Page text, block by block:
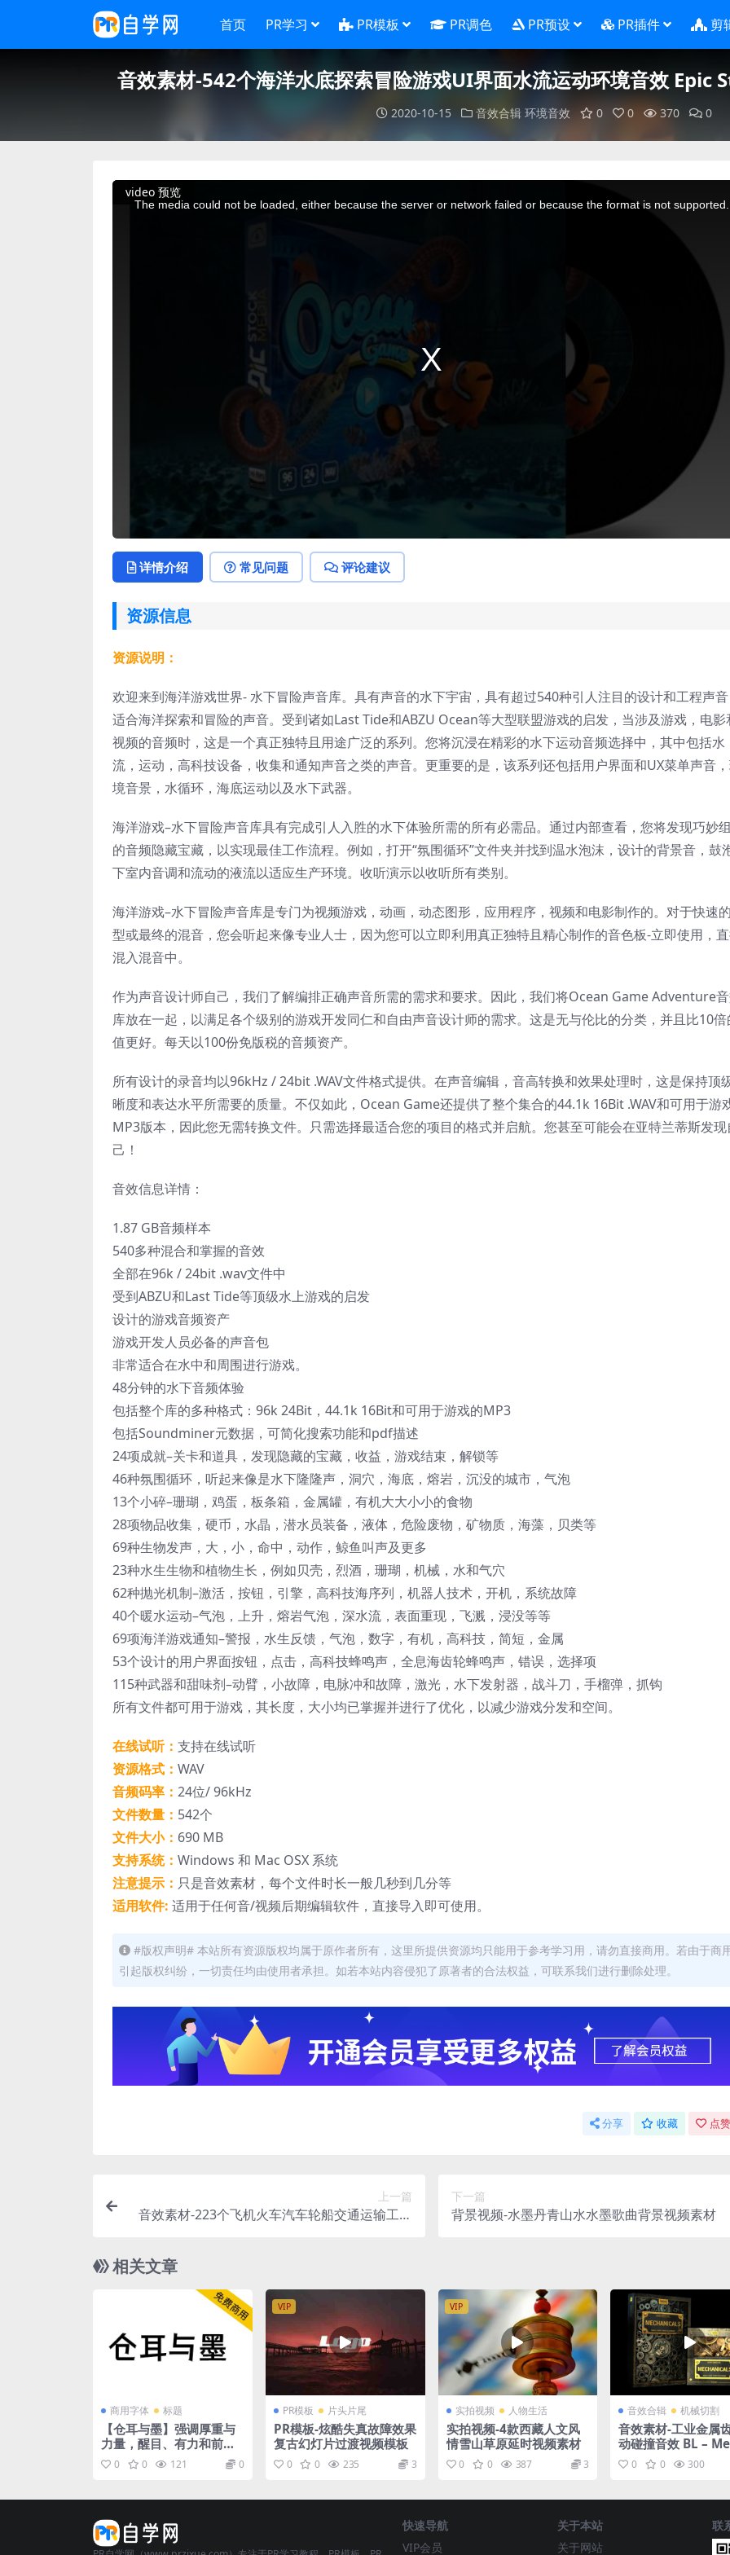
首页 PR学习 PR模板 PR调色 PR预设 PR插件 剪
音效素材-542个海洋水底探索冒险游戏UI界面水流运动环境音效
2020-10-15 音效合辑 环境音效 0 0 370 0
video 预览
This
The media could not be loaded, either because the server or network failed or because the format is not supported.
详情介绍 常见问题 评论建议
资源信息
资源说明：
欢迎来到海洋游戏世界- 水下冒险声音库。具有声音的水下宇宙，具有超过540种引人注目的设计和工程声
适合海洋探索和冒险的声音。受到诸如Last Tide和ABZU Ocean等大型联盟游戏的启发，当涉及游戏，电影
视频的音频时，这是一个真正独特且用途广泛的系列。您将沉浸在精彩的水下运动音频选择中，其中包括水
流，运动，高科技设备，收集和通知声音之类的声音。更重要的是，该系列还包括用户界面和UX菜单声音
境音景，水循环，海底运动以及水下武器。
海洋游戏–水下冒险声音库具有完成引人入胜的水下体验所需的所有必需品。通过内部查看，您将发现巧妙
的音频隐藏宝藏，以实现最佳工作流程。例如，打开“氛围循环”文件夹并找到温水泡沫，设计的背景音，鼓
下室内音调和流动的液流以适应生产环境。收听演示以收听所有类别。
海洋游戏–水下冒险声音库是专门为视频游戏，动画，动态图形，应用程序，视频和电影制作的。对于快速
型或最终的混音，您会听起来像专业人士，因为您可以立即利用真正独特且精心制作的音色板-立即使用，
混入混音中。
作为声音设计师自己，我们了解编排正确声音所需的需求和要求。因此，我们将Ocean Game Adventure
库放在一起，以满足各个级别的游戏开发同仁和自由声音设计师的需求。这是无与伦比的分类，并且比10倍
值更好。每天以100份免版税的音频资产。
所有设计的录音均以96kHz / 24bit .WAV文件格式提供。在声音编辑，音高转换和效果处理时，这是保持顶
晰度和表达水平所需要的质量。不仅如此，Ocean Game还提供了整个集合的44.1k 16Bit .WAV和可用于游
MP3版本，因此您无需转换文件。只需选择最适合您的项目的格式并启航。您甚至可能会在亚特兰蒂斯发现
己！
音效信息详情：
1.87 GB音频样本
540多种混合和掌握的音效
全部在96k / 24bit .wav文件中
受到ABZU和Last Tide等顶级水上游戏的启发
设计的游戏音频资产
游戏开发人员必备的声音包
非常适合在水中和周围进行游戏。
48分钟的水下音频体验
包括整个库的多种格式：96k 24Bit，44.1k 16Bit和可用于游戏的MP3
包括Soundminer元数据，可简化搜索功能和pdf描述
24项成就–关卡和道具，发现隐藏的宝藏，收益，游戏结束，解锁等
46种氛围循环，听起来像是水下隆隆声，洞穴，海底，熔岩，沉没的城市，气泡
13个小碎–珊瑚，鸡蛋，板条箱，金属罐，有机大大小小的食物
28项物品收集，硬币，水晶，潜水员装备，液体，危险废物，矿物质，海藻，贝类等
69种生物发声，大，小，命中，动作，鲸鱼叫声及更多
23种水生生物和植物生长，例如贝壳，烈酒，珊瑚，机械，水和气穴
62种抛光机制–激活，按钮，引擎，高科技海序列，机器人技术，开机，系统故障
40个暖水运动–气泡，上升，熔岩气泡，深水流，表面重现，飞溅，浸没等等
69项海洋游戏通知–警报，水生反馈，气泡，数字，有机，高科技，简短，金属
53个设计的用户界面按钮，点击，高科技蜂鸣声，全息海齿轮蜂鸣声，错误，选择项
115种武器和甜味剂–动臂，小故障，电脉冲和故障，激光，水下发射器，战斗刀，手榴弹，抓钩
所有文件都可用于游戏，其长度，大小均已掌握并进行了优化，以减少游戏分发和空间。
在线试听： 支持在线试听
资源格式： WAV
音频码率： 24位/ 96kHz
文件数量： 542个
文件大小： 690 MB
支持系统： Windows 和 Mac OSX 系统
注意提示： 只是音效素材，每个文件时长一般几秒到几分等
适用软件: 适用于任何音/视频后期编辑软件，直接导入即可使用。
#版权声明# 本站所有资源版权均属于原作者所有，这里所提供资源均只能用于参考学习用，请勿直接商用。若由于商
引起版权纠纷，一切责任均由使用者承担。如若本站内容侵犯了原著者的合法权益，可联系我们进行删除处理。
分享 收藏 点
上一篇
音效素材-223个飞机火车汽车轮船交通运输工具
下一篇
背景视频-水墨丹青山水水墨歌曲背景视频素材
相关文章
商用字体 标题
【仓耳与墨】强调厚重与
力量，醒目、有力和前卫
的特点
0 0 121 0
VIP
PR模板 片头片尾
PR模板-炫酷失真故障效果
复古幻灯片过渡视频模板
0 0 235 3
VIP
实拍视频 人物生活
实拍视频-4款西藏人文风
情雪山草原延时视频素材
0 0 387 3
音效合辑 机械切割
音效素材-工业金属
动碰撞音效 BL –
icals
WAV
0 0 300
快速导航
VIP会员
关于本站
关于网站
联